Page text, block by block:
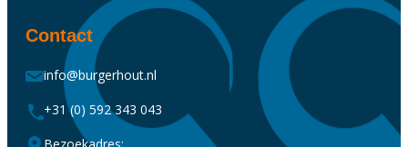
Contact
info@burgerhout.nl
+31 (0) 592 343 043
Bezoekadres: